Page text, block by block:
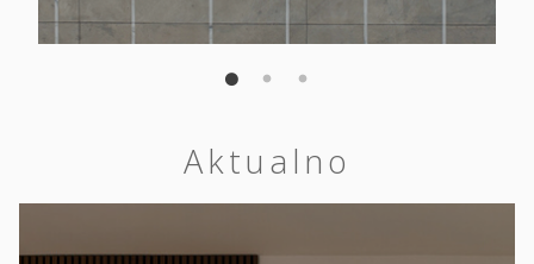
Aktualno